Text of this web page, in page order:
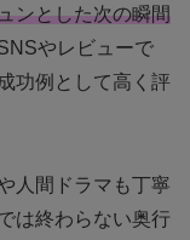
ンとした次の瞬間
やレビューで
功例として高く評
人間ドラマも丁寧
は終わらない奥行